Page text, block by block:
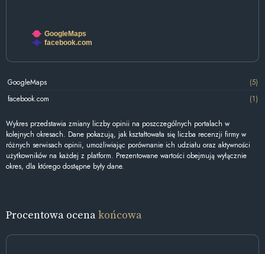
GoogleMaps
facebook.com
GoogleMaps
(5)
facebook.com
(1)
Wykres przedstawia zmiany liczby opinii na poszczególnych portalach w
kolejnych okresach. Dane pokazują, jak kształtowała się liczba recenzji firmy w
różnych serwisach opinii, umożliwiając porównanie ich udziału oraz aktywności
użytkowników na każdej z platform. Prezentowane wartości obejmują wyłącznie
okres, dla którego dostępne były dane.
Procentowa ocenakońcowa